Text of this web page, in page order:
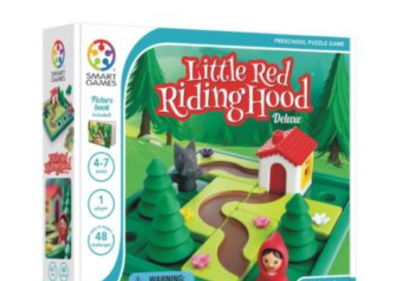
Dodaj u korpu